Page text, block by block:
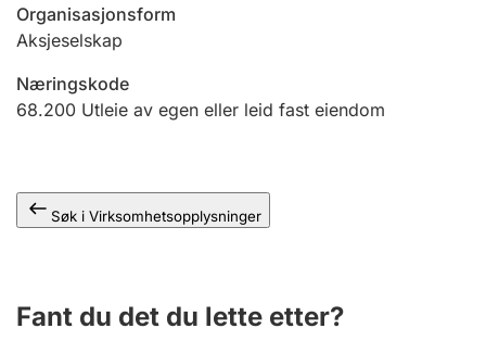
Ektepaktveileder
Offentlig sektor
Organisasjonsform
Aksjeselskap
Næringskode
68.200 Utleie av egen eller leid fast eiendom
Søk i Virksomhetsopplysninger
Fant du det du lette etter?